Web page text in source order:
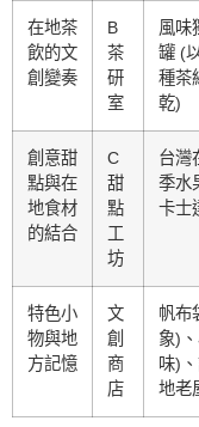
在地茶
飲的文
創變奏
B
茶
研
室
風味
罐 (
種茶
乾)
創意甜
點與在
地食材
的結合
C
甜
點
工
坊
台灣
季水
卡士
特色小
物與地
方記憶
文
創
商
店
帆布
象)
味)
地老